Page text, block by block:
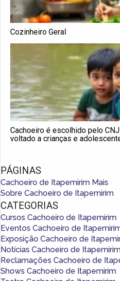
Cozinheiro Geral
Cachoeiro é escolhido pelo
voltado a crianças e
PÁGINAS
Cachoeiro de Itapemirim Mais
Sobre Cachoeiro de Itapemirim
CATEGORIAS
Cursos Cachoeiro de Itapemirim
Eventos Cachoeiro de
Exposição Cachoeiro de
Notícias Cachoeiro de
Reclamações Cachoeiro de
Shows Cachoeiro de Itapemirim